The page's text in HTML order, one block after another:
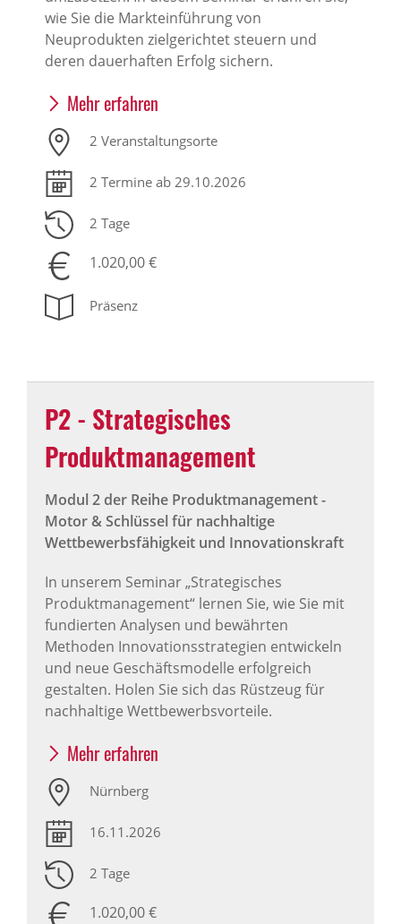
wie Sie die Markteinführung von
Neuprodukten zielgerichtet steuern und
deren dauerhaften Erfolg sichern.
Mehr erfahren
2 Veranstaltungsorte
2 Termine ab 29.10.2026
2 Tage
1.020,00 €
Präsenz
P2 - Strategisches
Produktmanagement
Modul 2 der Reihe Produktmanagement -
Motor & Schlüssel für nachhaltige
Wettbewerbsfähigkeit und Innovationskraft
In unserem Seminar „Strategisches
Produktmanagement“ lernen Sie, wie Sie mit
fundierten Analysen und bewährten
Methoden Innovationsstrategien entwickeln
und neue Geschäftsmodelle erfolgreich
gestalten. Holen Sie sich das Rüstzeug für
nachhaltige Wettbewerbsvorteile.
Mehr erfahren
Nürnberg
16.11.2026
2 Tage
1.020,00 €